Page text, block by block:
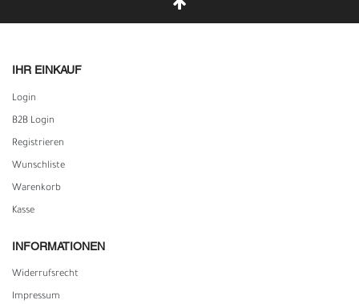
IHR EINKAUF
Login
B2B Login
Registrieren
Wunschliste
Warenkorb
Kasse
INFORMATIONEN
Widerrufs­recht
Impressum